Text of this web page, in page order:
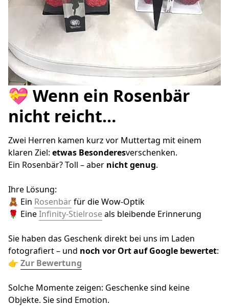
💝 Wenn ein Rosenbär
nicht reicht…
Zwei Herren kamen kurz vor Muttertag mit einem
klaren Ziel: etwas Besonderesverschenken.
Ein Rosenbär? Toll – aber nicht genug.
Ihre Lösung:
🧸 Ein Rosenbär für die Wow-Optik
🌹 Eine Infinity-Stielrose als bleibende Erinnerung
Sie haben das Geschenk direkt bei uns im Laden
fotografiert – und noch vor Ort auf Google bewertet:
👉 Zur Bewertung
Solche Momente zeigen: Geschenke sind keine
Objekte. Sie sind Emotion.